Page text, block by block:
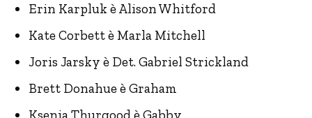
Erin Karpluk è Alison Whitford
Kate Corbett è Marla Mitchell
Joris Jarsky è Det. Gabriel Strickland
Brett Donahue è Graham